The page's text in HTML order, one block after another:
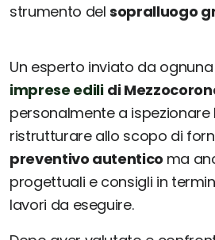
strumento delsopralluogo
Un esperto inviato da
imprese edili di
personalmente a
ristrutturare allo scopo di
preventivo autentico ma
progettuali e consigli in
lavori da eseguire.